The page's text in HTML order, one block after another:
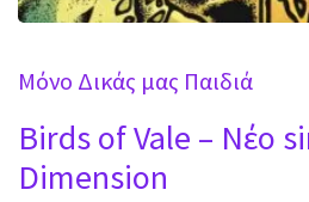
Μόνο Δικάς μας Παιδιά
Birds of Vale – Νέο
Dimension